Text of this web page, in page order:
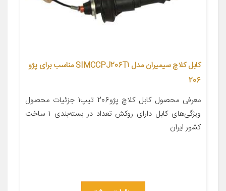
کابل کلاچ سیمیران مدل SIMCCPJ206T1 مناسب برای پژو
206
معرفی محصول کابل کلاچ پژو206 تیپ1 جزئیات محصول
ویژگی‌های کابل دارای روکش تعداد در بسته‌بندی ۱ ساخت
کشور ایران